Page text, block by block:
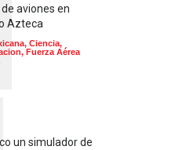
de aviones en
Azteca
, Ciencia,
, Fuerza Aérea
un simulador de